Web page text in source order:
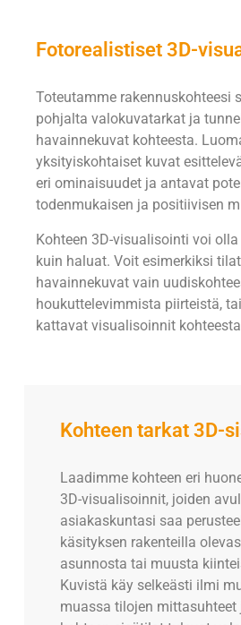
Fotorealistiset 3D-
Toteutamme rakennuskohteesi
pohjalta valokuvatarkat ja
havainnekuvat kohteesta.
yksityiskohtaiset kuvat
eri ominaisuudet ja antavat
todenmukaisen ja positiivisen
Kohteen 3D-visualisointi voi
kuin haluat. Voit esimerkiksi
havainnekuvat vain
houkuttelevimmista piirteistä,
kattavat visualisoinnit
Kohteen tarkat 3D-
Laadimme kohteen eri
3D-visualisoinnit, joiden
asiakaskuntasi saa
käsityksen rakenteilla
asunnosta tai muusta
Kuvistä käy selkeästi ilmi
muassa tilojen mittasuhteet